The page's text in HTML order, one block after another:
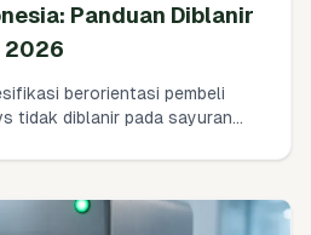
Panduan Diblanir
2026
berorientasi pembeli
tidak diblanir pada sayuran
validasi langkah kill,